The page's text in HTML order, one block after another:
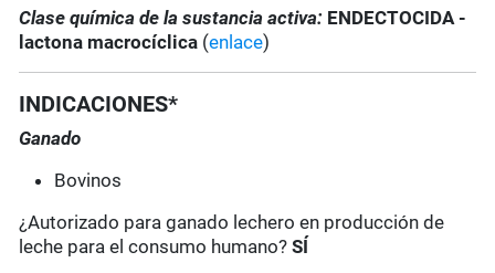
Clase química de la sustancia activa: ENDECTOCIDA -
lactona macrocíclica (enlace)
INDICACIONES*
Ganado
Bovinos
¿Autorizado para ganado lechero en producción de
leche para el consumo humano?SÍ